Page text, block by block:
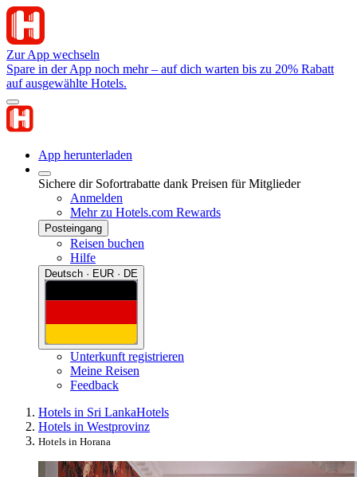
Zur App wechseln
Spare in der App noch mehr – auf dich warten bis zu 20% Rabatt
auf ausgewählte Hotels.
App herunterladen
Sichere dir Sofortrabatte dank Preisen für Mitglieder
Anmelden
Mehr zu Hotels.com Rewards
Posteingang
Reisen buchen
Hilfe
Deutsch · EUR · DE
Unterkunft registrieren
Meine Reisen
Feedback
Hotels in Sri LankaHotels
Hotels in Westprovinz
Hotels in Horana